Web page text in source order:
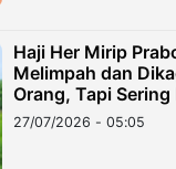
Haji Her Mirip
Melimpah dan
Orang, Tapi
27/07/2026 - 05:05